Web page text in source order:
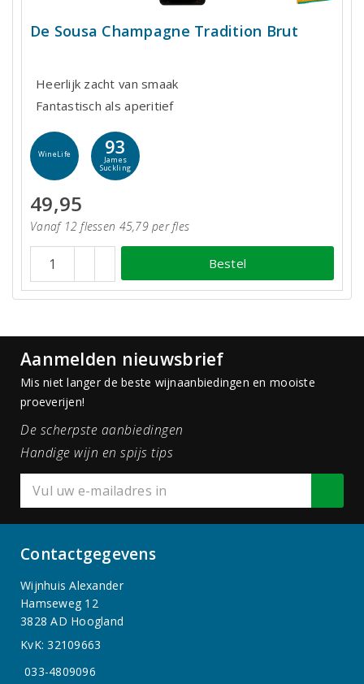
De Sousa Champagne Tradition Brut
Heerlijk zacht van smaak
Fantastisch als aperitief
WineLife 93
James
Suckling
49,95
Vanaf 12 flessen 45,79 per fles
Bestel
Aanmelden nieuwsbrief
Mis niet langer de beste wijnaanbiedingen en mooiste
proeverijen!
De scherpste aanbiedingen
Handige wijn en spijs tips
Contactgegevens
Wijnhuis Alexander
Hamseweg 12
3828 AD Hoogland
KvK: 32109663
033-4809096